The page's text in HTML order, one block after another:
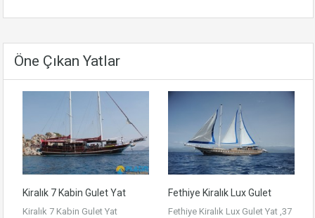
Öne Çıkan Yatlar
Kiralık 7 Kabin Gulet Yat
Kiralık 7 Kabin Gulet Yat
Fethiye Kiralık Lux Gulet
Fethiye Kiralık Lux Gulet Yat ,37